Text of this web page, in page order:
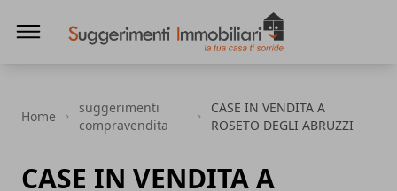
Home
suggerimenti
compravendita
CASE IN VENDITA A
ROSETO DEGLI ABRUZZI
CASE IN VENDITA A